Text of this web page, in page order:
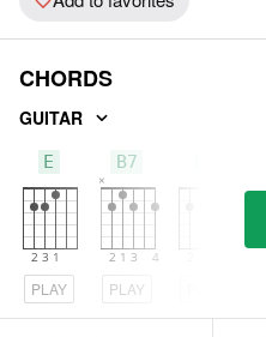
CHORDS
GUITAR
E
PLAY
B7
PLAY